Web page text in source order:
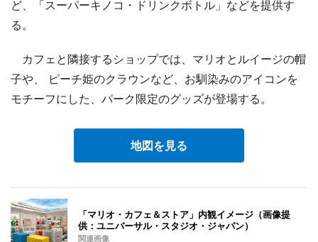
ど、「スーパーキノコ・ドリンクボトル」などを提供す
る。
カフェと隣接するショップでは、マリオとルイージの帽
子や、 ピーチ姫のクラウンなど、お馴染みのアイコンを
モチーフにした、パーク限定のグッズが登場する。
地図を見る
「マリオ・カフェ＆ストア」内観イメージ（画像提
供：ユニバーサル・スタジオ・ジャパン）
関連画像